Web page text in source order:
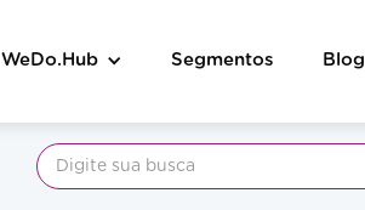
WeDo.Hub Segmentos Blog